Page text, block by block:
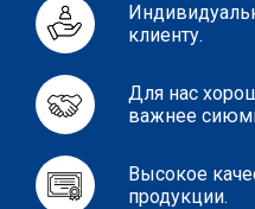
клиенту.
Для нас
важнее
Высокое
продукции.